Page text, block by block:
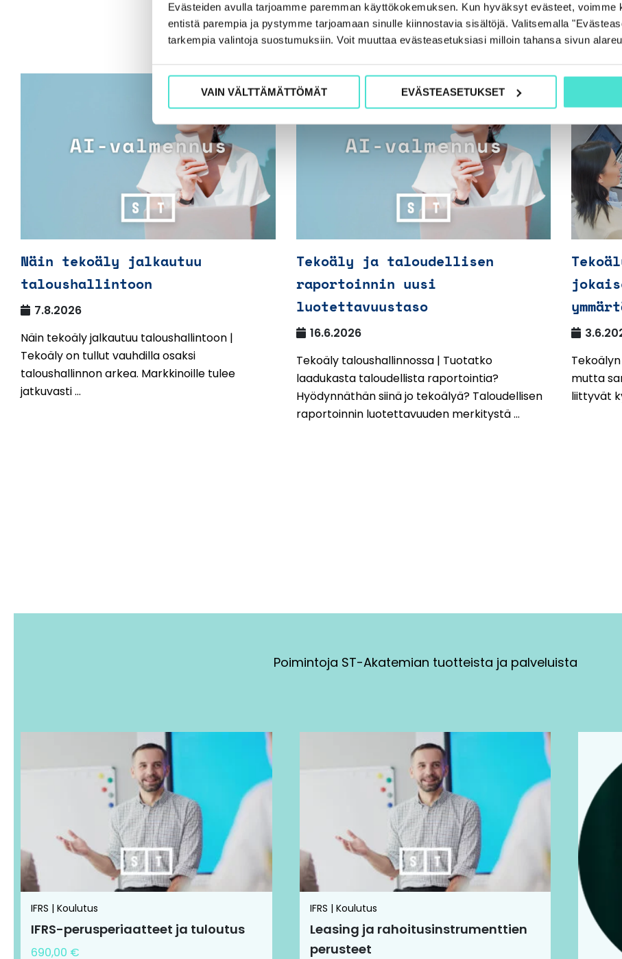
Evästeiden avulla tarjoamme paremman käyttökokemuksen. Kun hyväksyt evästeet, voimme
entistä parempia ja pystymme tarjoamaan sinulle kiinnostavia sisältöjä. Valitsemalla
tarkempia valintoja suostumuksiin. Voit muuttaa evästeasetuksiasi milloin tahansa sivun
VAIN VÄLTTÄMÄTTÖMÄT EVÄSTEASETUKSET
Lisää samasta aiheesta
Näin tekoäly jalkautuu
taloushallintoon
7.8.2026
Näin tekoäly jalkautuu taloushallintoon |
Tekoäly on tullut vauhdilla osaksi
taloushallinnon arkea. Markkinoille tulee
jatkuvasti ...
Tekoäly ja taloudellisen
raportoinnin uusi
luotettavuustaso
16.6.2026
Tekoäly taloushallinnossa | Tuotatko
laadukasta taloudellista raportointia?
Hyödynnäthän siinä jo tekoälyä? Taloudellisen
raportoinnin luotettavuuden merkitystä ...
mutta
liittyvät
Poimintoja ST-Akatemian tuotteista ja palveluista
IFRS | Koulutus
IFRS-perusperiaatteet ja tuloutus
690,00 €
useampi
muunnelma.
tehdä
valinnat
IFRS | Koulutus
Leasing ja rahoitusinstrumenttien
perusteet
useampi
muunnelma.
tehdä
valinnat